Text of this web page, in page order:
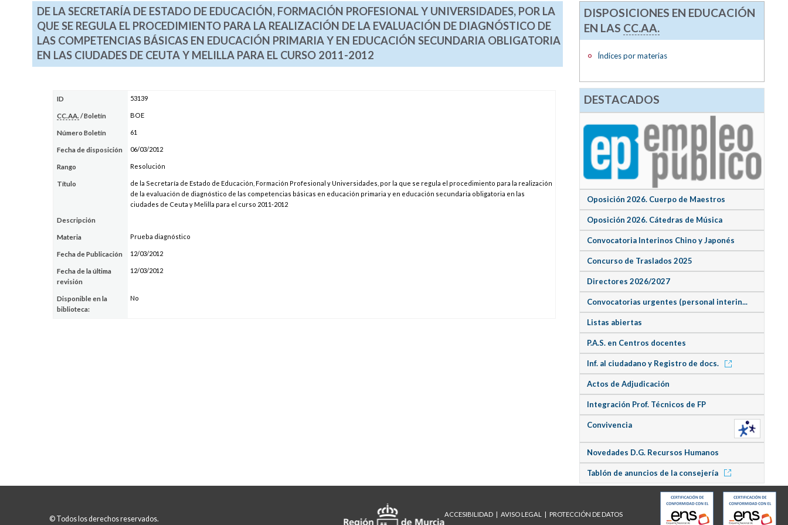
DE LA SECRETARÍA DE ESTADO DE EDUCACIÓN, FORMACIÓN PROFESIONAL Y UNIVERSIDADES, POR LA
QUE SE REGULA EL PROCEDIMIENTO PARA LA REALIZACIÓN DE LA EVALUACIÓN DE DIAGNÓSTICO DE
LAS COMPETENCIAS BÁSICAS EN EDUCACIÓN PRIMARIA Y EN EDUCACIÓN SECUNDARIA OBLIGATORIA
EN LAS CIUDADES DE CEUTA Y MELILLA PARA EL CURSO 2011-2012
ID 53139
CC.AA. / Boletín BOE
Número Boletín 61
Fecha de disposición 06/03/2012
Rango Resolución
Título
de la Secretaría de Estado de Educación, Formación Profesional y Universidades, por la que se regula el procedimiento para la realización
de la evaluación de diagnóstico de las competencias básicas en educación primaria y en educación secundaria obligatoria en las
ciudades de Ceuta y Melilla para el curso 2011-2012
Descripción
Materia Prueba diagnóstico
Fecha de Publicación 12/03/2012
Fecha de la última
revisión
12/03/2012
Disponible en la
biblioteca:
No
DISPOSICIONES EN EDUCACIÓN
EN LAS CC.AA.
Índices por materias
DESTACADOS
Oposición 2026. Cuerpo de Maestros
Oposición 2026. Cátedras de Música
Convocatoria Interinos Chino y Japonés
Concurso de Traslados 2025
Directores 2026/2027
Convocatorias urgentes (personal interin...
Listas abiertas
P.A.S. en Centros docentes
Inf. al ciudadano y Registro de docs.
Actos de Adjudicación
Integración Prof. Técnicos de FP
Convivencia
Novedades D.G. Recursos Humanos
Tablón de anuncios de la consejería
© Todos los derechos reservados.
ACCESIBILIDAD AVISO LEGAL PROTECCIÓN DE DATOS